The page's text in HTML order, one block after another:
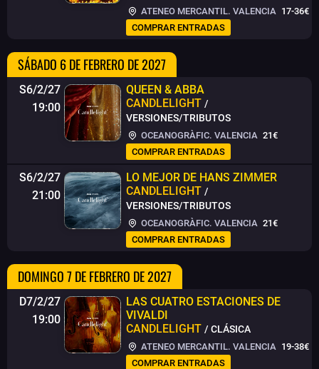
ATENEO MERCANTIL. VALENCIA 17-36€
COMPRAR ENTRADAS
SÁBADO 6 DE FEBRERO DE 2027
S6/2/27
19:00
QUEEN & ABBA
CANDLELIGHT /
VERSIONES/TRIBUTOS
OCEANOGRÀFIC. VALENCIA 21€
COMPRAR ENTRADAS
S6/2/27
21:00
LO MEJOR DE HANS ZIMMER
CANDLELIGHT /
VERSIONES/TRIBUTOS
OCEANOGRÀFIC. VALENCIA 21€
COMPRAR ENTRADAS
DOMINGO 7 DE FEBRERO DE 2027
D7/2/27
19:00
LAS CUATRO ESTACIONES DE
VIVALDI
CANDLELIGHT / CLÁSICA
ATENEO MERCANTIL. VALENCIA 19-38€
COMPRAR ENTRADAS